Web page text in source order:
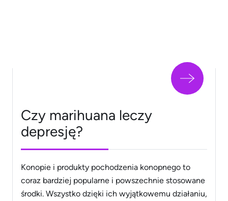
Czy marihuana leczy
depresję?
Konopie i produkty pochodzenia konopnego to
coraz bardziej popularne i powszechnie stosowane
środki. Wszystko dzięki ich wyjątkowemu działaniu,